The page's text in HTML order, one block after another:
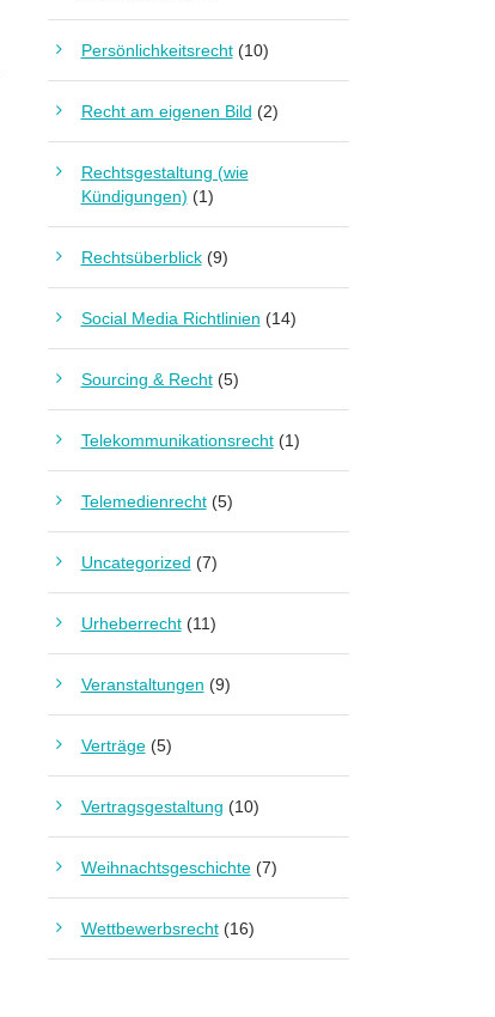
Persönlichkeitsrecht(10)
Recht am eigenen Bild (2)
Rechtsgestaltung (wie
Kündigungen) (1)
Rechtsüberblick(9)
Social Media Richtlinien (14)
Sourcing & Recht(5)
Telekommunikationsrecht(1)
Telemedienrecht(5)
Uncategorized (7)
Urheberrecht(11)
Veranstaltungen (9)
Verträge(5)
Vertragsgestaltung (10)
Weihnachtsgeschichte(7)
Wettbewerbsrecht(16)